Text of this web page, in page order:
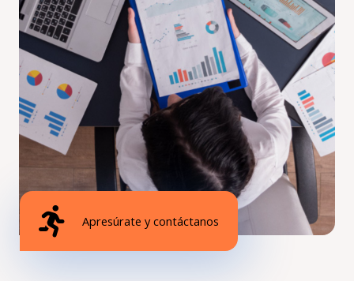
Apresúrate y contáctanos